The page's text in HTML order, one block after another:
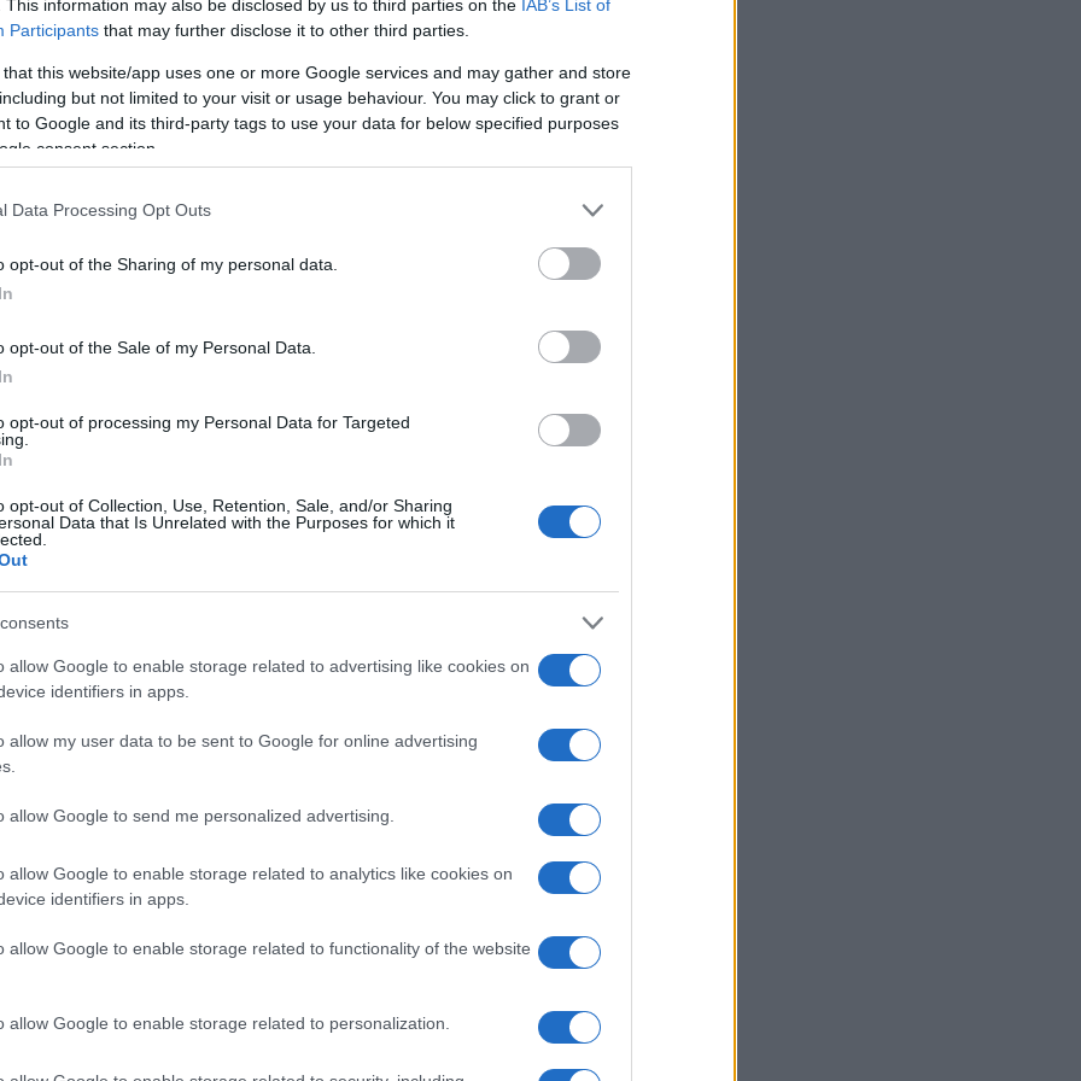
This information may also be disclosed by us to third parties on the IAB’s List of
Participants that may further disclose it to other third parties.
that this website/app uses one or more Google services and may gather and store
but not limited to your visit or usage behaviour. You may click to grant or
to Google and its third-party tags to use your data for below specified purposes
consent section.
Data Processing Opt Outs
opt-out of the Sharing of my personal data.
opt-out of the Sale of my Personal Data.
opt-out of processing my Personal Data for Targeted
opt-out of Collection, Use, Retention, Sale, and/or Sharing
Data that Is Unrelated with the Purposes for which it
allow Google to enable storage related to advertising like cookies on
identifiers in apps.
allow my user data to be sent to Google for online advertising
allow Google to send me personalized advertising.
allow Google to enable storage related to analytics like cookies on
identifiers in apps.
allow Google to enable storage related to functionality of the website
allow Google to enable storage related to personalization.
Novinvite.com)
πέντε ωρών με μία μόνο φόρτιση μπαταρίας
1.450 m2 σε μια ώρα.
από υψηλή ισχύ
κατανάλωση νερού, η οποία
νέων τεχνολογικών λύσεων.
στις προκλήσεις της εύρεσης
πανδημίας. Φυσικά,
πλήρως τους καλούς
βοηθήσει στην αποζημίωση για ελλείψεις
των προτύπων υγιεινής των αεροδρομίων»,
της εταιρείας καθαρισμού του
.